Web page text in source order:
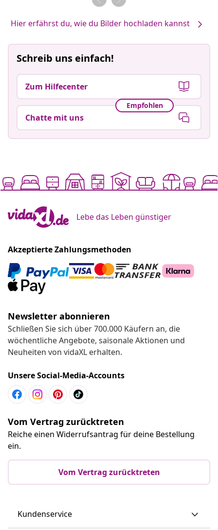
Hier erfährst du, wie du Bilder hochladen kannst
Schreib uns einfach!
Zum Hilfecenter
Empfohlen
Chatte mit uns
Lebe das Leben günstiger
Akzeptierte Zahlungsmethoden
Newsletter abonnieren
Schließen Sie sich über 700.000 Käufern an, die
wöchentliche Angebote, saisonale Aktionen und
Neuheiten von vidaXL erhalten.
Unsere Social-Media-Accounts
Vom Vertrag zurücktreten
Reiche einen Widerrufsantrag für deine Bestellung
ein.
Vom Vertrag zurücktreten
Kundenservice